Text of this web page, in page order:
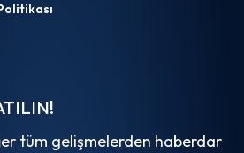
tüm gelişmelerden haberdar